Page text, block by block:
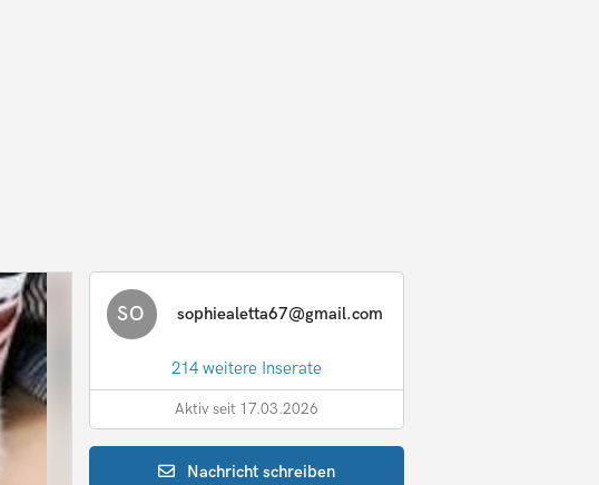
SO sophiealetta67@gmail.com
214 weitere Inserate
Aktiv seit 17.03.2026
Nachrichtschreiben